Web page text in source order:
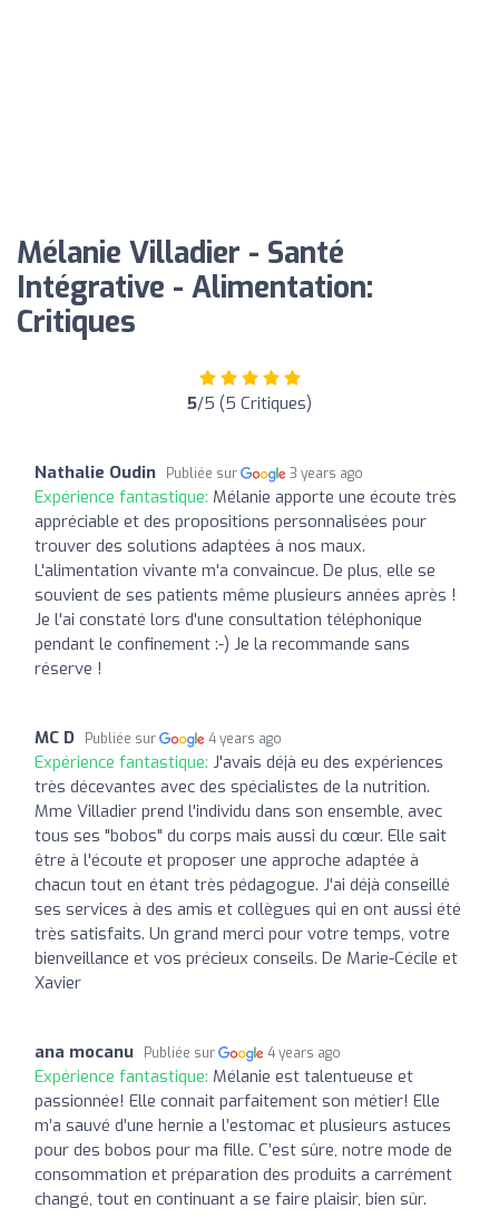
Mélanie Villadier - Santé
Intégrative - Alimentation:
Critiques
5/5 (5 Critiques)
Nathalie Oudin Publiée sur 3 years ago
Expérience fantastique: Mélanie apporte une écoute très
appréciable et des propositions personnalisées pour
trouver des solutions adaptées à nos maux.
L'alimentation vivante m'a convaincue. De plus, elle se
souvient de ses patients même plusieurs années après !
Je l'ai constaté lors d'une consultation téléphonique
pendant le confinement :-) Je la recommande sans
réserve !
MC D Publiée sur 4 years ago
Expérience fantastique: J'avais déjà eu des expériences
très décevantes avec des spécialistes de la nutrition.
Mme Villadier prend l'individu dans son ensemble, avec
tous ses "bobos" du corps mais aussi du cœur. Elle sait
être à l'écoute et proposer une approche adaptée à
chacun tout en étant très pédagogue. J'ai déjà conseillé
ses services à des amis et collègues qui en ont aussi été
très satisfaits. Un grand merci pour votre temps, votre
bienveillance et vos précieux conseils. De Marie-Cécile et
Xavier
ana mocanu Publiée sur 4 years ago
Expérience fantastique: Mélanie est talentueuse et
passionnée! Elle connait parfaitement son métier! Elle
m’a sauvé d’une hernie a l’estomac et plusieurs astuces
pour des bobos pour ma fille. C’est sûre, notre mode de
consommation et préparation des produits a carrément
changé, tout en continuant a se faire plaisir, bien sûr.